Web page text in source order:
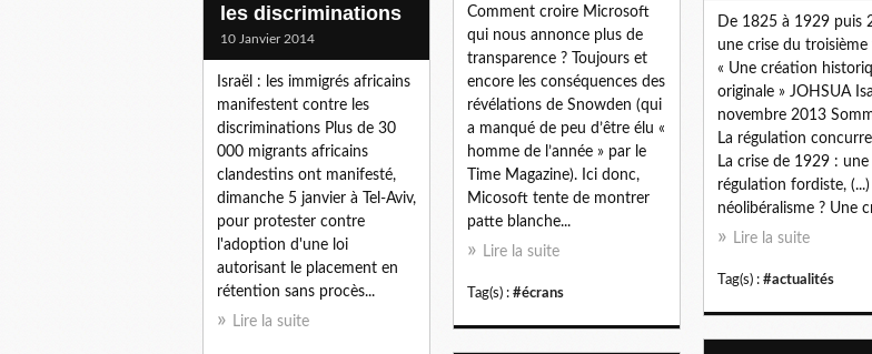
De 1825 à 1929 puis
une crise du troisième
« Une création
originale » JOHSUA
novembre 2013
La régulation
La crise de 1929 : une
régulation fordiste,
néolibéralisme ? Une
Lire la suite
Tag(s) : #actualités
Comment croire Microsoft
qui nous annonce plus de
transparence ? Toujours et
encore les conséquences des
révélations de Snowden (qui
a manqué de peu d’être élu «
homme de l’année » par le
Time Magazine). Ici donc,
Micosoft tente de montrer
patte blanche...
Lire la suite
Tag(s) : #écrans
les discriminations
10 Janvier 2014
Israël : les immigrés africains
manifestent contre les
discriminations Plus de 30
000 migrants africains
clandestins ont manifesté,
dimanche 5 janvier à Tel-Aviv,
pour protester contre
l'adoption d'une loi
autorisant le placement en
rétention sans procès...
Lire la suite